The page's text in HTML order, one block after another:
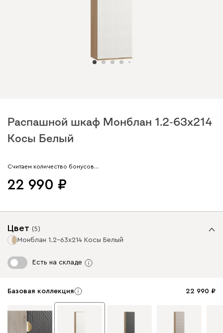
Распашной шкаф Монблан 1.2-63x214
Косы Белый
Считаем количество бонусов…
22 990
Цвет (5)
Монблан 1.2-63x214 Косы Белый
Есть на складе
Базовая коллекция 22 990